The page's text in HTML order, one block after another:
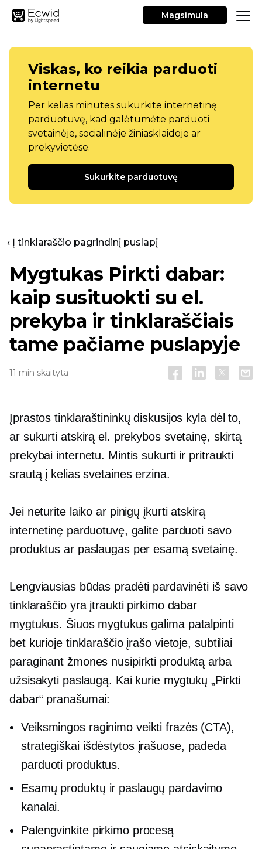
Magsimula
Viskas, ko reikia parduoti
internetu
Per kelias minutes sukurkite internetinę
parduotuvę, kad galėtumėte parduoti
svetainėje, socialinėje žiniasklaidoje ar
prekyvietėse.
Sukurkite parduotuvę
‹ Į tinklaraščio pagrindinį puslapį
Mygtukas Pirkti dabar:
kaip susituokti su el.
prekyba ir tinklaraščiais
tame pačiame puslapyje
11 min skaityta
Įprastos tinklaraštininkų diskusijos kyla dėl to,
ar sukurti atskirą el. prekybos svetainę, skirtą
prekybai internetu. Mintis sukurti ir pritraukti
srautą į kelias svetaines erzina.
Jei neturite laiko ar pinigų įkurti atskirą
internetinę parduotuvę, galite parduoti savo
produktus ar paslaugas per esamą svetainę.
Lengviausias būdas pradėti pardavinėti iš savo
tinklaraščio yra įtraukti pirkimo dabar
mygtukus. Šiuos mygtukus galima patalpinti
bet kurioje tinklaraščio įrašo vietoje, subtiliai
paraginant žmones nusipirkti produktą arba
užsisakyti paslaugą. Kai kurie mygtukų „Pirkti
dabar“ pranašumai:
Veiksmingos raginimo veikti frazės (CTA),
strategiškai išdėstytos įrašuose, padeda
parduoti produktus.
Esamų produktų ir paslaugų pardavimo
kanalai.
Palengvinkite pirkimo procesą